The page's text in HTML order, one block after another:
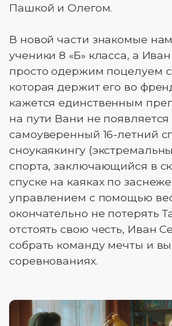
Пашкой и Олегом.
В новой части знакомые
ученики 8 «Б» класса, а
просто одержим поцелуем
которая держит его во
кажется единственным
на пути Вани не появляется
самоуверенный 16-летний
сноукаякингу
спорта, заключающийся в
спуске на каяках по
управлением с помощью
окончательно не потерять
отстоять свою честь, Иван
собрать команду мечты и
соревнованиях.